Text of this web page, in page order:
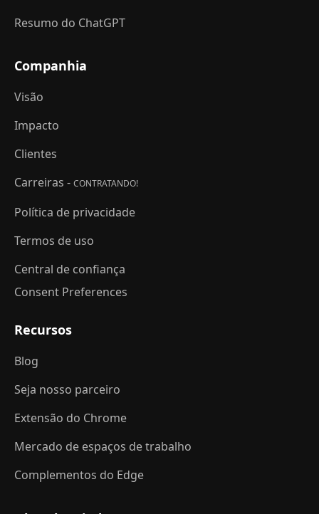
Resumo do ChatGPT
Companhia
Visão
Impacto
Clientes
Carreiras - CONTRATANDO!
Política de privacidade
Termos de uso
Central de confiança
Consent Preferences
Recursos
Blog
Seja nosso parceiro
Extensão do Chrome
Mercado de espaços de trabalho
Complementos do Edge